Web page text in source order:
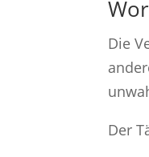
Die
Der